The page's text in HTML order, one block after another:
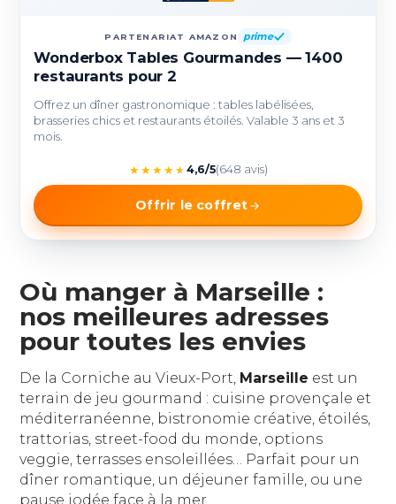
PARTENARIAT AMAZON prime
Wonderbox Tables Gourmandes — 1400
restaurants pour 2
Offrez un dîner gastronomique : tables labélisées,
brasseries chics et restaurants étoilés. Valable 3 ans et 3
mois.
★★★★★ 4,6/5(648 avis)
Offrir le coffret
Où manger à Marseille :
nos meilleures adresses
pour toutes les envies
De la Corniche au Vieux-Port, Marseille est un
terrain de jeu gourmand : cuisine provençale et
méditerranéenne, bistronomie créative, étoilés,
trattorias, street-food du monde, options
veggie, terrasses ensoleillées… Parfait pour un
dîner romantique, un déjeuner famille, ou une
pause iodée face à la mer.